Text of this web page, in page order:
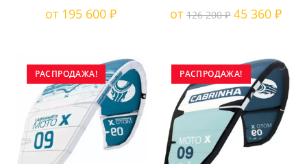
на
от 195 600₽ на
от126 200₽ 45 360₽
РАСПРОДАЖА! РАСПРОДАЖА!